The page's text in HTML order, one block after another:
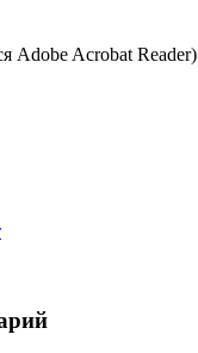
Adobe Acrobat Reader)